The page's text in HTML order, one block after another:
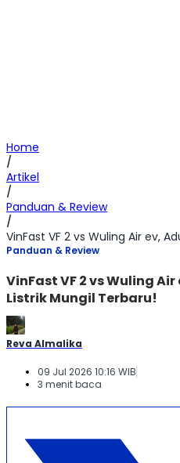
Home
/
Artikel
/
Panduan & Review
/
Panduan & Review
VinFast VF 2 vs Wuling
Listrik Mungil Terbaru!
Reva Almalika
09 Jul 2026 10:16 WIB
3 menit baca